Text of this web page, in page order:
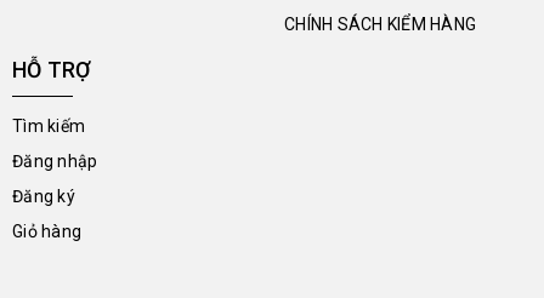
CHÍNH SÁCH KIỂM HÀNG
HỖ TRỢ
Tìm kiếm
Đăng nhập
Đăng ký
Giỏ hàng